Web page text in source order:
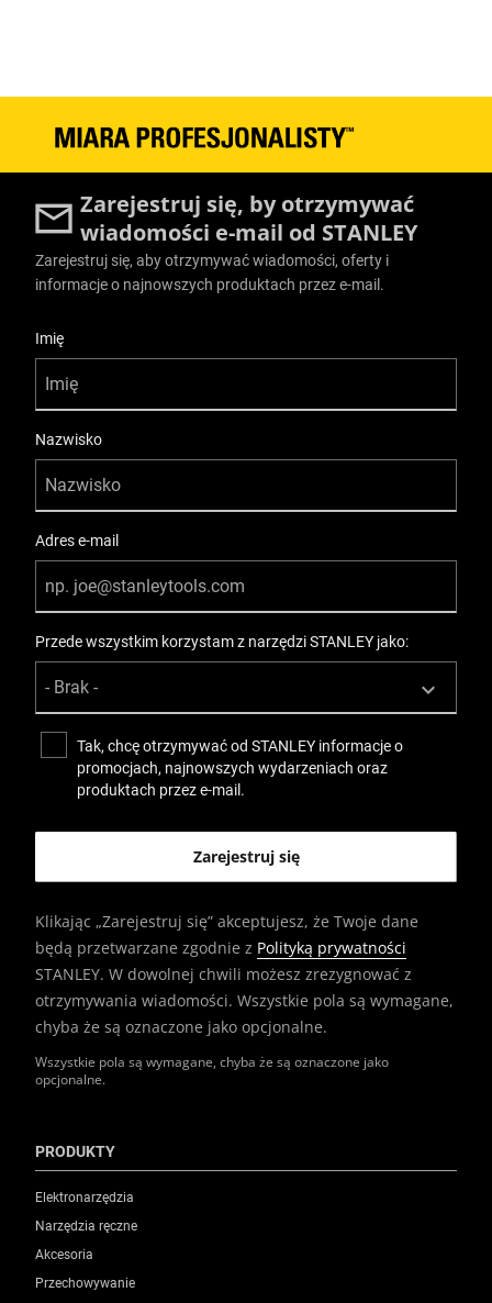
Zarejestruj się, by otrzymywać
wiadomości e-mail od STANLEY
Wszystkie pola są wymagane, chyba że są oznaczone jako
opcjonalne.
Zarejestruj się, aby otrzymywać wiadomości, oferty i
informacje o najnowszych produktach przez e-mail.
Imię
Nazwisko
Adres e-mail
Przede wszystkim korzystam z narzędzi STANLEY jako:
Tak, chcę otrzymywać od STANLEY informacje o
promocjach, najnowszych wydarzeniach oraz
produktach przez e-mail.
Klikając „Zarejestruj się” akceptujesz, że Twoje dane
będą przetwarzane zgodnie z Polityką prywatności
STANLEY. W dowolnej chwili możesz zrezygnować z
otrzymywania wiadomości. Wszystkie pola są wymagane,
chyba że są oznaczone jako opcjonalne.
PRODUKTY
Elektronarzędzia
Narzędzia ręczne
Akcesoria
Przechowywanie